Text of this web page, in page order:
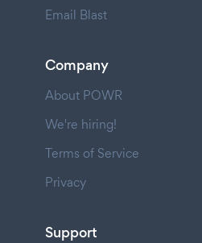
Email Blast
Company
About POWR
We're hiring!
Terms of Service
Privacy
Support